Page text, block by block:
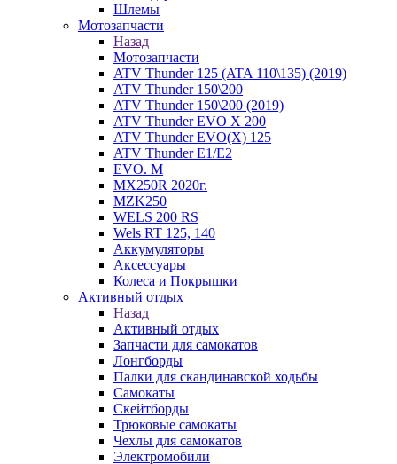
Шлемы
Мотозапчасти
Назад
Мотозапчасти
ATV Thunder 125 (ATA 110\135) (2019)
ATV Thunder 150\200
ATV Thunder 150\200 (2019)
ATV Thunder EVO X 200
ATV Thunder EVO(X) 125
ATV Thunder Е1/Е2
EVO. M
MX250R 2020г.
MZK250
WELS 200 RS
Wels RT 125, 140
Аккумуляторы
Аксессуары
Колеса и Покрышки
Активный отдых
Назад
Активный отдых
Запчасти для самокатов
Лонгборды
Палки для скандинавской ходьбы
Самокаты
Скейтборды
Трюковые самокаты
Чехлы для самокатов
Электромобили